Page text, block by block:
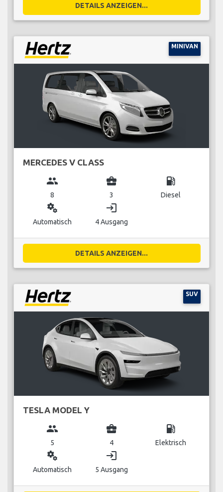
DETAILS ANZEIGEN...
MINIVAN
MERCEDES V CLASS
group
8
business_center
3
local_gas_station
Diesel
miscellaneous_services
Automatisch
login
4 Ausgang
DETAILS ANZEIGEN...
SUV
TESLA MODEL Y
group
5
business_center
4
local_gas_station
Elektrisch
miscellaneous_services
Automatisch
login
5 Ausgang